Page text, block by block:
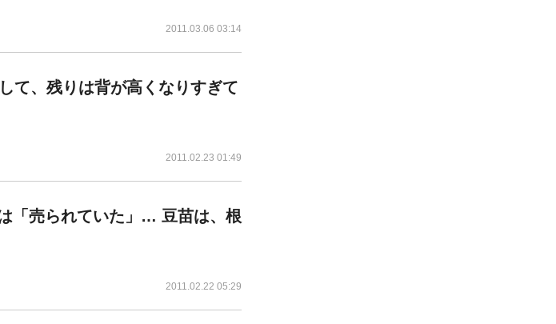
2011.03.06 03:14
て、残りは背が高くなりすぎて
2011.02.23 01:49
「売られていた」… 豆苗は、根
2011.02.22 05:29